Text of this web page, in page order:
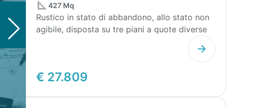
€ 27.809
427 Mq
Rustico in stato di abbandono, allo stato non
agibile, disposta su tre piani a quote diverse